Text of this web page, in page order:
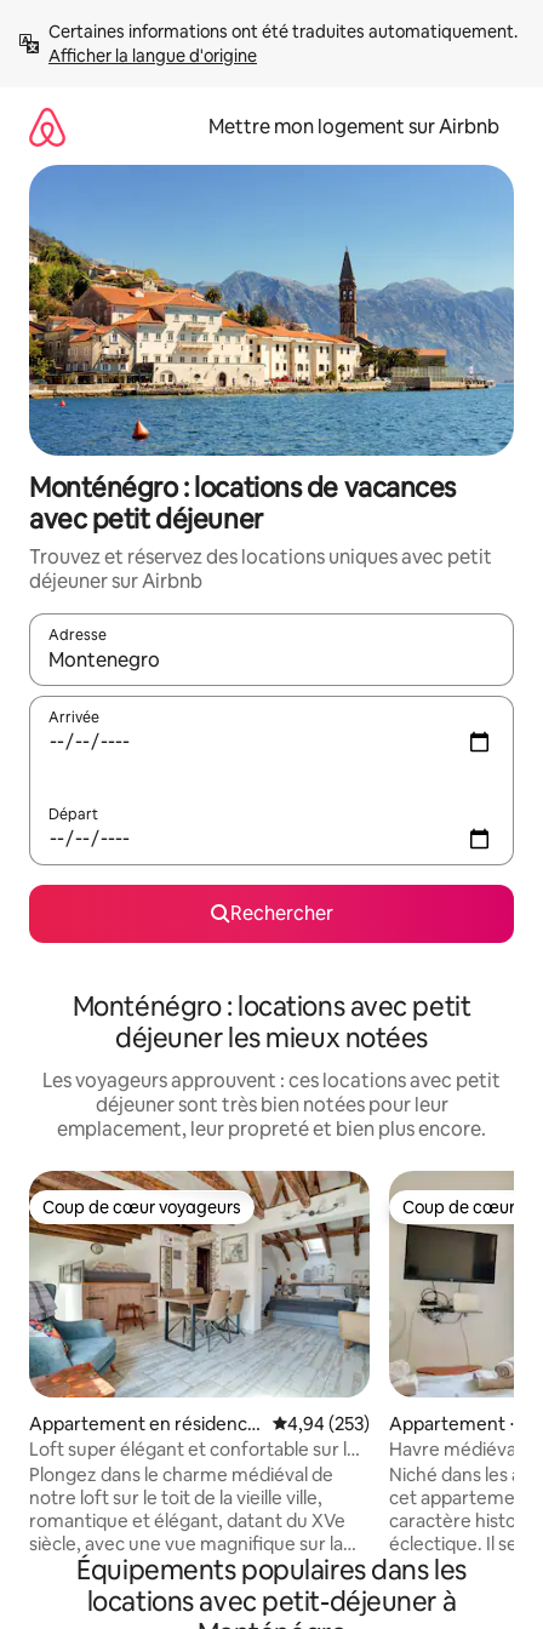
directement
Afficher la langue d'origine
Mettre mon logement sur Airbnb
Monténégro : locations de vacances
avec petit déjeuner
Trouvez et réservez des locations uniques avec petit
déjeuner sur Airbnb
Adresse
Lorsque les résultats s'affichent, utilisez les flèches vers le
Arrivée
Départ
Rechercher
Monténégro : locations avec petit
déjeuner les mieux notées
Les voyageurs approuvent : ces locations avec petit
déjeuner sont très bien notées pour leur
emplacement, leur propreté et bien plus encore.
Coup de cœur voyageurs
Coup de cœur voyageurs
Appartement en résidence
⋅ Kotor
Évaluation moyenne sur la
4,94 (253)
Loft super élégant et confortable sur le
toit d'un palais de la vieille ville
Plongez dans le charme médiéval de
notre loft sur le toit de la vieille ville,
romantique et élégant, datant du XVe
siècle, avec une vue magnifique sur la
ligne d'horizon du centre historique tout
en étant entouré d'un confort moderne
et de sérénité. Récemment rénovée
Coup de cœur
Coup de cœur
Appartement ⋅
Havre médiéval :
ville
Niché dans les
cet appartement
caractère
éclectique. Il se
l'escalier le plus
quelques
Tryphon du 12e
Équipements populaires dans les
locations avec petit-déjeuner à